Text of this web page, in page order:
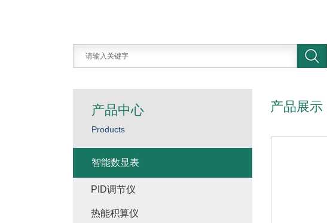
产品展示
产品中心
Products
智能数显表
PID调节仪
热能积算仪